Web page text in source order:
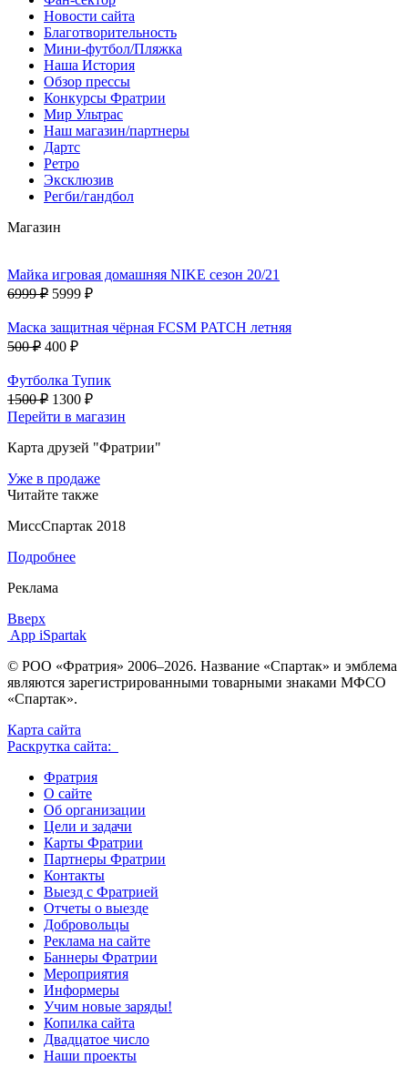
Новости сайта
Благотворительность
Мини-футбол/Пляжка
Наша История
Обзор прессы
Конкурсы Фратрии
Мир Ультрас
Наш магазин/партнеры
Дартс
Ретро
Эксклюзив
Регби/гандбол
Магазин
Майка игровая домашняя NIKE сезон 20/21
6999 ₽ 5999 ₽
Маска защитная чёрная FCSM PATCH летняя
500 ₽ 400 ₽
Футболка Тупик
1500 ₽ 1300 ₽
Перейти в магазин
Карта друзей "Фратрии"
Уже в продаже
Читайте также
МиссСпартак 2018
Подробнее
Реклама
Вверх
App iSpartak
© РОО «Фратрия» 2006–2026. Название «Спартак» и эмблема
являются зарегистрированными товарными знаками МФСО
«Спартак».
Карта сайта
Раскрутка сайта:
Фратрия
О сайте
Об организации
Цели и задачи
Карты Фратрии
Партнеры Фратрии
Контакты
Выезд с Фратрией
Отчеты о выезде
Добровольцы
Реклама на сайте
Баннеры Фратрии
Мероприятия
Информеры
Учим новые заряды!
Копилка сайта
Двадцатое число
Наши проекты